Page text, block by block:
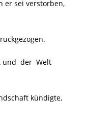
er sei verstorben,
und der Welt
kündigte,